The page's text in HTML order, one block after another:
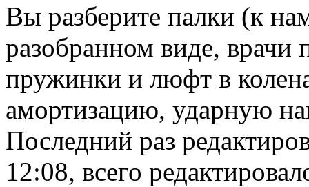
Вы разберите палки (к
разобранном виде, врачи
пружинки и люфт в
амортизацию, ударную
Последний раз
12:08, всего